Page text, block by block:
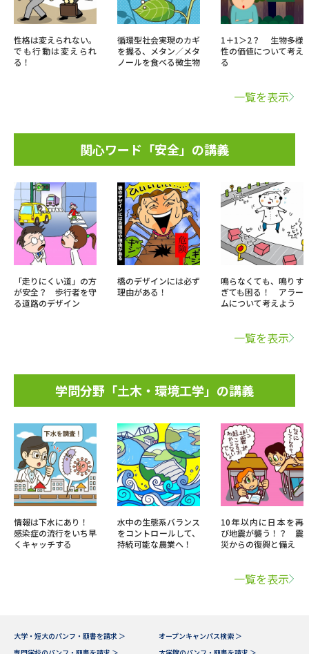
性格は変えられない。
でも行動は変えられ
る！
循環型社会実現のカギ
を握る、メタン／メタ
ノールを食べる微生物
1＋1＞2？ 生物多様
性の価値について考え
る
一覧を表示
関心ワード「安全」の講義
「走りにくい道」の方
が安全？ 歩行者を守
る道路のデザイン
橋のデザインには必ず
理由がある！
鳴らなくても、鳴りす
ぎても困る！ アラー
ムについて考えよう
一覧を表示
学問分野「土木・環境工学」の講義
情報は下水にあり！
感染症の流行をいち早
くキャッチする
水中の生態系バランス
をコントロールして、
持続可能な農業へ！
10年以内に日本を再
び地震が襲う！？ 震
災からの復興と備え
一覧を表示
大学・短大のパンフ・願書を請求 ＞
オープンキャンパス検索 ＞